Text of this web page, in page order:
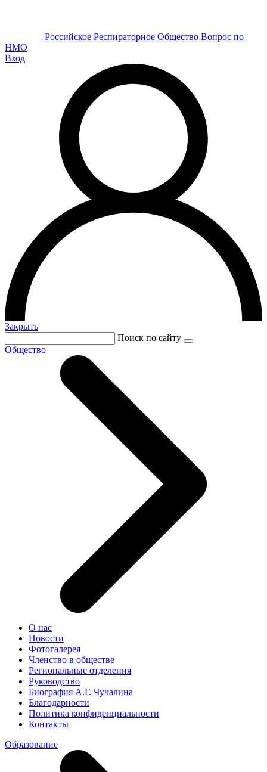
Российское Респираторное Общество Вопрос по
НМО
Вход
Закрыть
Поиск по сайту
Общество
О нас
Новости
Фотогалерея
Членство в обществе
Региональные отделения
Руководство
Биография А.Г. Чучалина
Благодарности
Политика конфиденциальности
Контакты
Образование